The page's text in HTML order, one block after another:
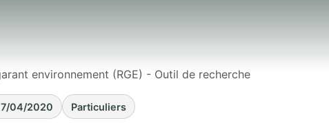
(RGE)
environnement (RGE) - Outil de recherche
04/2020 Particuliers